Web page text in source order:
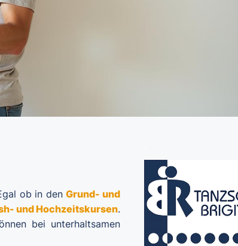
ob in denGrund- und
und Hochzeitskursen.
bei unterhaltsamen